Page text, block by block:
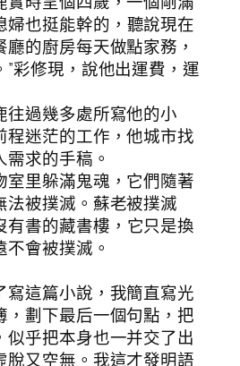
婦也挺能幹的，聽說現在
的廚房每天做點家務，
彩修現，說他出運費，運
往過幾多處所寫他的小
程迷茫的工作，他城市找
求的手稿。
室里躲滿鬼魂，它們隨著
法被撲滅。蘇老被撲滅
有書的藏書樓，它只是換
會被撲滅。
寫這篇小說，我簡直寫光
，劃下最后一個句點，把
似乎把本身也一并交了出
脫又空無。我這才發明語